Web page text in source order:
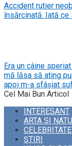
Accident rutier
însărcinată. Iată ce
Era un câine
mă lăsa să ating
apoi m-a sfâșiat
Cel Mai Bun Articol
INTERESANT
ARTA SI
CELEBRITATE
ŞTIRI